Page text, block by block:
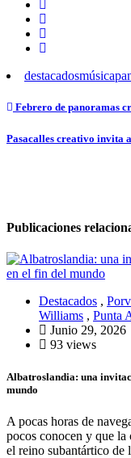
destacadosmúsica
Navegación
de
Febrero de panoramas
Pasacalles creativo invita
Publicaciones
Destacados ,
Williams , Punta
Junio 29, 2026
93 views
Albatroslandia: una
mundo
A pocas horas de
pocos conocen y que la
el reino subantártico